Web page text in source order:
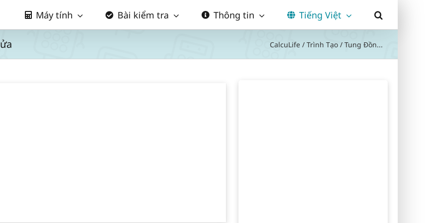
Máy tính Bài kiểm tra Thông tin Tiếng Việt
CalcuLife / Trình Tạo / Tung Đồn...